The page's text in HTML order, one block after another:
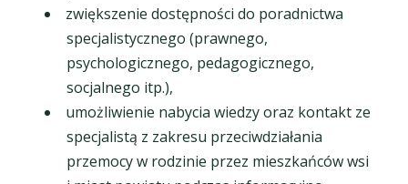
zwiększenie dostępności do poradnictwa
specjalistycznego (prawnego,
psychologicznego, pedagogicznego,
socjalnego itp.),
umożliwienie nabycia wiedzy oraz kontakt ze
specjalistą z zakresu przeciwdziałania
przemocy w rodzinie przez mieszkańców wsi